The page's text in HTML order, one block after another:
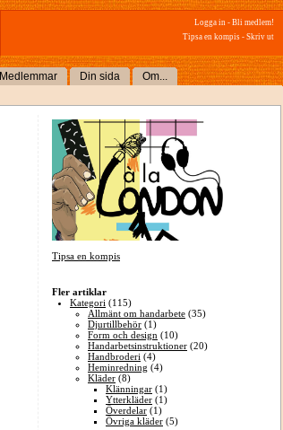
Logga in - Bli medlem!
Tipsa en kompis - Skriv ut
Medlemmar Din sida Om...
Tipsa en kompis
Fler artiklar
Kategori (115)
Allmänt om handarbete (35)
Djurtillbehör (1)
Form och design (10)
Handarbetsinstruktioner (20)
Handbroderi (4)
Heminredning (4)
Kläder (8)
Klänningar (1)
Ytterkläder (1)
Överdelar (1)
Övriga kläder (5)